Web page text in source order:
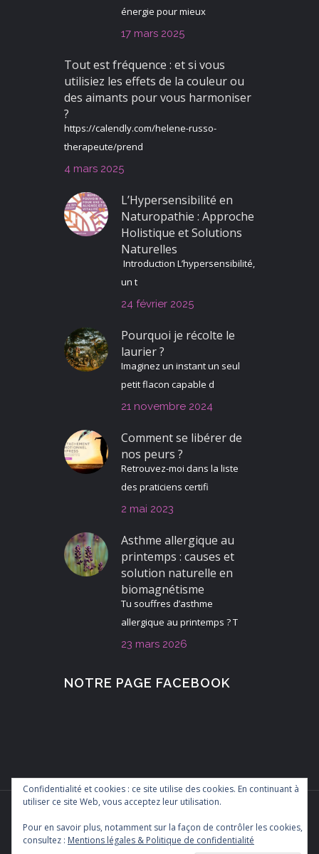
énergie pour mieux
17 mars 2025
Tout est fréquence : et si vous
utilisiez les effets de la couleur ou
des aimants pour vous harmoniser
?
https://calendly.com/helene-russo-
therapeute/prend
4 mars 2025
L’Hypersensibilité en
Naturopathie : Approche
Holistique et Solutions
Naturelles
Introduction L’hypersensibilité,
un t
24 février 2025
Pourquoi je récolte le
laurier ?
Imaginez un instant un seul
petit flacon capable d
21 novembre 2024
Comment se libérer de
nos peurs ?
Retrouvez-moi dans la liste
des praticiens certifi
2 mai 2023
Asthme allergique au
printemps : causes et
solution naturelle en
biomagnétisme
Tu souffres d’asthme
allergique au printemps ? T
23 mars 2026
NOTRE PAGE FACEBOOK
Confidentialité et cookies : ce site utilise des cookies. En continuant à
utiliser ce site Web, vous acceptez leur utilisation.
Pour en savoir plus, notamment sur la façon de contrôler les cookies,
consultez : Mentions légales & Politique de confidentialité